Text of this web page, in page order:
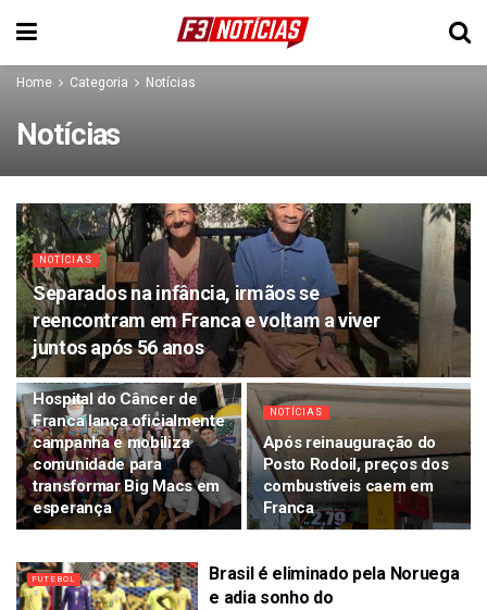
Home Categoria Notícias
Notícias
NOTÍCIAS
Separados na infância, irmãos se
reencontram em Franca e voltam a viver
juntos após 56 anos
NOTÍCIAS
McDia Feliz 2026:
Hospital do Câncer de
Franca lança oficialmente
campanha e mobiliza
comunidade para
transformar Big Macs em
esperança
NOTÍCIAS
Após reinauguração do
Posto Rodoil, preços dos
combustíveis caem em
Franca
FUTEBOL
Brasil é eliminado pela Noruega
e adia sonho do